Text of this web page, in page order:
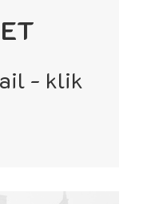
- klik